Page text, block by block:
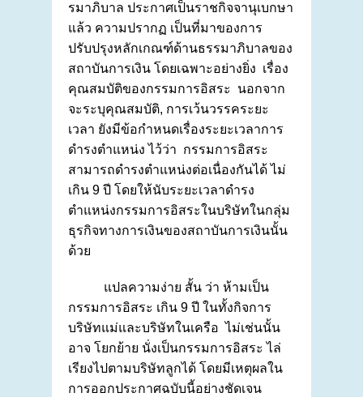
รมาภิบาล ประกาศเป็นราชกิจจานุเบกษา
แล้ว ความปรากฏ เป็นที่มาของการ
ปรับปรุงหลักเกณฑ์ด้านธรรมาภิบาลของ
สถาบันการเงิน โดยเฉพาะอย่างยิ่ง เรื่อง
คุณสมบัติของกรรมการอิสระ นอกจาก
จะระบุคุณสมบัติ, การเว้นวรรคระยะ
เวลา ยังมีข้อกำหนดเรื่องระยะเวลาการ
ดำรงตำแหน่ง ไว้ว่า กรรมการอิสระ
สามารถดำรงตำแหน่งต่อเนื่องกันได้ ไม่
เกิน 9 ปี โดยให้นับระยะเวลาดำรง
ตำแหน่งกรรมการอิสระในบริษัทในกลุ่ม
ธุรกิจทางการเงินของสถาบันการเงินนั้น
ด้วย
แปลความง่าย สั้น ว่า ห้ามเป็น
กรรมการอิสระ เกิน 9 ปี ในทั้งกิจการ
บริษัทแม่และบริษัทในเครือ ไม่เช่นนั้น
อาจ โยกย้าย นั่งเป็นกรรมการอิสระ ไล่
เรียงไปตามบริษัทลูกได้ โดยมีเหตุผลใน
การออกประกาศฉบับนี้อย่างชัดเจน